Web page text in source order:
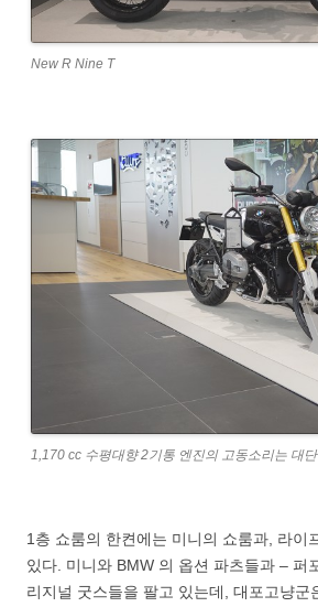
New R Nine T
1,170 cc 수평대향 2기통 엔진의 고동소리는 대
1층 쇼룸의 한켠에는 미니의 쇼룸과, 라이
있다. 미니와 BMW 의 옵션 파츠들과 – 퍼
리지널 굿스들을 팔고 있는데, 대포고냥군